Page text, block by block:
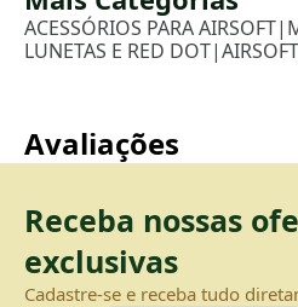
ACESSÓRIOS PARA AIRSOFT|
LUNETAS E RED DOT|AIRSOFT
Avaliações
Receba nossas
exclusivas
Cadastre-se e receba tudo